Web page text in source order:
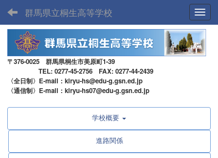
群馬県立桐生高等学校
〒376-0025 群馬県桐生市美原町1-39
TEL: 0277-45-2756 FAX: 0277-44-2439
〈全日制〉E-mail：kiryu-hs@edu-g.gsn.ed.jp
〈通信制〉E-mail：kiryu-hs07@edu-g.gsn.ed.jp
学校概要
進路関係